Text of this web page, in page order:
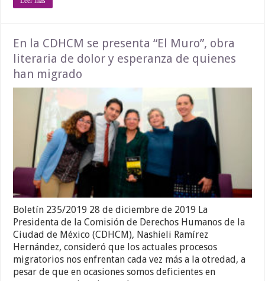
En la CDHCM se presenta “El Muro”, obra
literaria de dolor y esperanza de quienes
han migrado
Boletín 235/2019 28 de diciembre de 2019 La
Presidenta de la Comisión de Derechos Humanos de la
Ciudad de México (CDHCM), Nashieli Ramírez
Hernández, consideró que los actuales procesos
migratorios nos enfrentan cada vez más a la otredad, a
pesar de que en ocasiones somos deficientes en